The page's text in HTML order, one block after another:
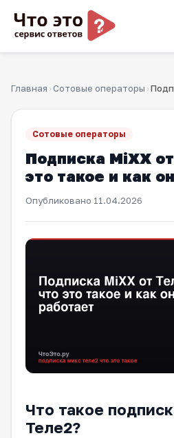
Главная › Сотовые операторы ›
Сотовые операторы
Подписка MiXX
это такое и как
Опубликовано 11.04.2026
Что такое
Теле2?